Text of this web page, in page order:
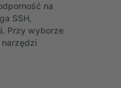
na
SSH,
Przy wyborze